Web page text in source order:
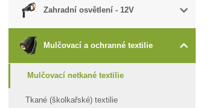
Zahradní osvětlení - 12V
Mulčovací a ochranné textilie
Mulčovací netkané textilie
Tkané (školkařské) textilie